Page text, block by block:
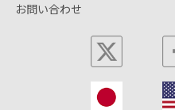
お問い合わせ